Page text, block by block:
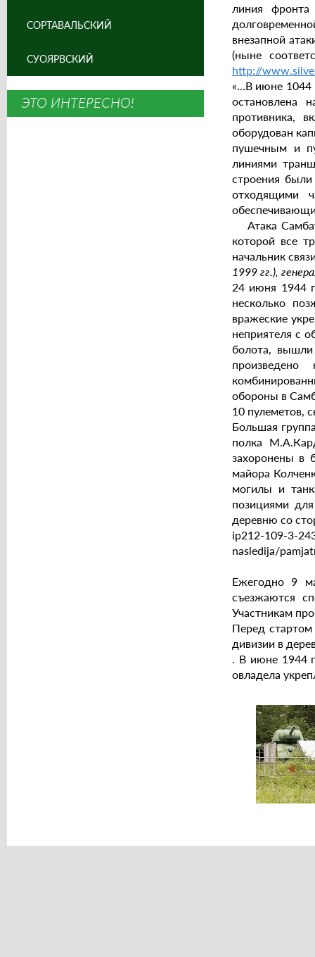
линия
внезапной
(ныне
http://
«…В июне 1044
остановлена
противника,
оборудован
пушечным и
линиями
строения
отходящими
Атака
которой все
начальник
1999 гг.),
24 июня 1944
несколько
вражеские
неприятеля с
болота,
произведено
обороны в
10 пулеметов,
Большая
полка
захоронены в
майора
могилы и
позициями
деревню со
ip212-109-3-
nasledija/
Ежегодно 9
съезжаются
Участникам
Перед стартом
дивизии в
. В июне 1944
овладела
СОРТАВАЛЬСКИЙ
СУОЯРВСКИЙ
ЭТО ИНТЕРЕСНО!